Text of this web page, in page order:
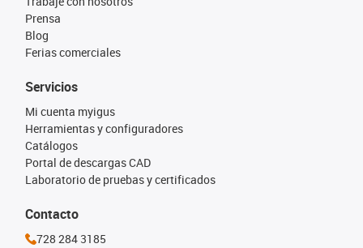
Prensa
Blog
Ferias comerciales
Servicios
Mi cuenta myigus
Herramientas y configuradores
Catálogos
Portal de descargas CAD
Laboratorio de pruebas y certificados
Contacto
728 284 3185